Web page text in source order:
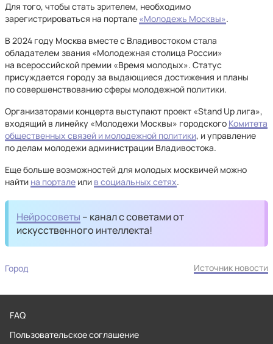
Для того, чтобы стать зрителем, необходимо
зарегистрироваться на портале «Молодежь Москвы».
В 2024 году Москва вместе с Владивостоком стала
обладателем звания «Молодежная столица России»
на всероссийской премии «Время молодых». Статус
присуждается городу за выдающиеся достижения и планы
по совершенствованию сферы молодежной политики.
Организаторами концерта выступают проект «Stand Up лига»,
входящий в линейку «Молодежи Москвы» городского Комитета
общественных связей и молодежной политики, и управление
по делам молодежи администрации Владивостока.
Еще больше возможностей для молодых москвичей можно
найти на портале или в социальных сетях.
Нейросоветы – канал с советами от
искусственного интеллекта!
Город Источник новости
FAQ
Пользовательское соглашение